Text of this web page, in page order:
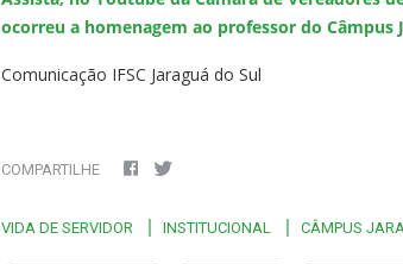
ocorreu a homenagem ao professor do Câmpus
Comunicação IFSC Jaraguá do Sul
COMPARTILHE
VIDA DE SERVIDOR INSTITUCIONAL CÂMPUS